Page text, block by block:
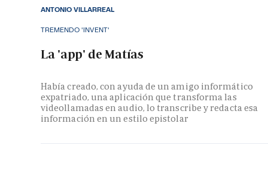
TREMENDO 'INVENT'
La 'app' de Matías
Había creado, con ayuda de un amigo informático
expatriado, una aplicación que transforma las
videollamadas en audio, lo transcribe y redacta esa
información en un estilo epistolar
ANTONIO VILLARREAL